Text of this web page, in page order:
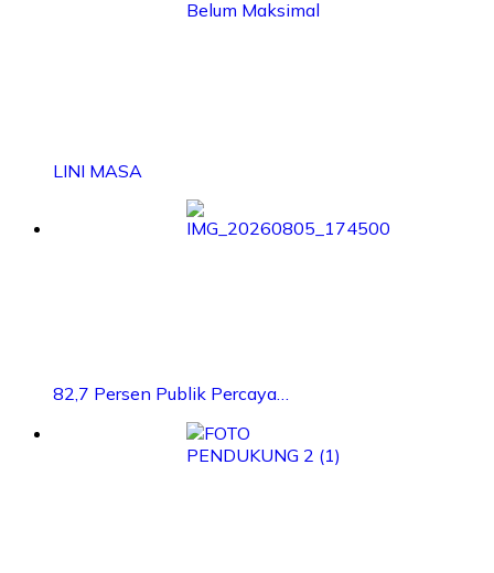
LINI MASA
82,7 Persen Publik Percaya…